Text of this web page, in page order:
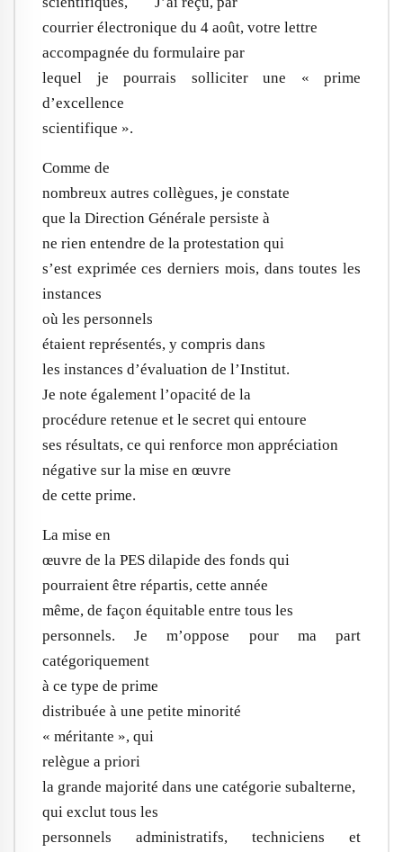
courrier électronique du 4 août, votre lettre
accompagnée du formulaire par
lequel je pourrais solliciter une « prime
d’excellence
scientifique ».
Comme de
nombreux autres collègues, je constate
que la Direction Générale persiste à
ne rien entendre de la protestation qui
s’est exprimée ces derniers mois, dans toutes les
instances
où les personnels
étaient représentés, y compris dans
les instances d’évaluation de l’Institut.
Je note également l’opacité de la
procédure retenue et le secret qui entoure
ses résultats, ce qui renforce mon appréciation
négative sur la mise en œuvre
de cette prime.
La mise en
œuvre de la PES dilapide des fonds qui
pourraient être répartis, cette année
même, de façon équitable entre tous les
personnels. Je m’oppose pour ma part
catégoriquement
à ce type de prime
distribuée à une petite minorité
« méritante », qui
relègue a priori
la grande majorité dans une catégorie subalterne,
qui exclut tous les
personnels administratifs, techniciens et